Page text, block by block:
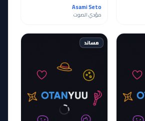
Asami Seto
مؤدي الصوت
مساند